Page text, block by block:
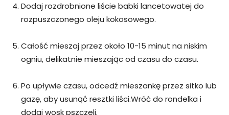
Dodaj rozdrobnione liście babki lancetowatej do
rozpuszczonego oleju kokosowego.
Całość mieszaj przez około 10-15 minut na niskim
ogniu, delikatnie mieszając od czasu do czasu.
Po upływie czasu, odcedź mieszankę przez sitko lub
gazę, aby usunąć resztki liści.Wróć do rondelka i
dodaj wosk pszczeli.